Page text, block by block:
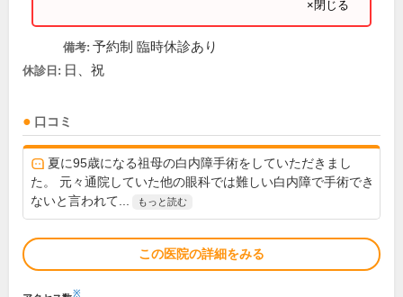
×閉じる
備考: 予約制 臨時休診あり
休診日: 日、祝
口コミ
夏に95歳になる祖母の白内障手術をしていただきまし
た。 元々通院していた他の眼科では難しい白内障で手術でき
ないと言われて...
もっと読む
この医院の詳細をみる
※